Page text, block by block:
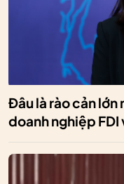
Đâu là rào cản
doanh nghiệp